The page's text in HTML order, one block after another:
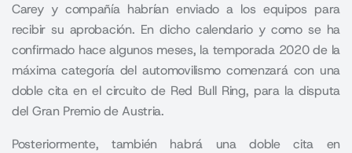
Carey y compañía habrían enviado a los equipos para
recibir su aprobación. En dicho calendario y como se ha
confirmado hace algunos meses, la temporada 2020 de la
máxima categoría del automovilismo comenzará con una
doble cita en el circuito de Red Bull Ring, para la disputa
del Gran Premio de Austria.
Posteriormente, también habrá una doble cita en